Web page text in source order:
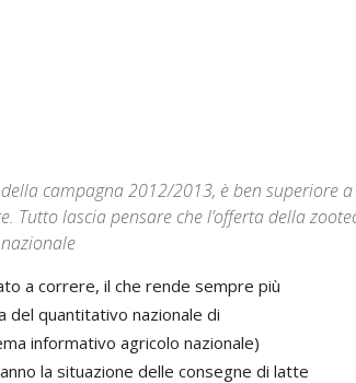
campagna 2012/2013, è ben superiore
Tutto lascia pensare che l’offerta della
a correre, il che rende sempre più
del quantitativo nazionale di
informativo agricolo nazionale)
la situazione delle consegne di latte